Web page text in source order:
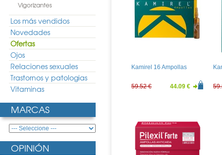
Vigorizantes
Los más vendidos
Novedades
Ofertas
Ojos
Relaciones sexuales
Trastornos y patologias
Vitaminas
MARCAS
OPINIÓN
Kamirel 16 Ampollas
59.52 € 44.09 €